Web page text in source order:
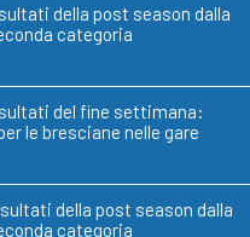
della post season dalla
categoria
del fine settimana:
le bresciane nelle gare
della post season dalla
categoria